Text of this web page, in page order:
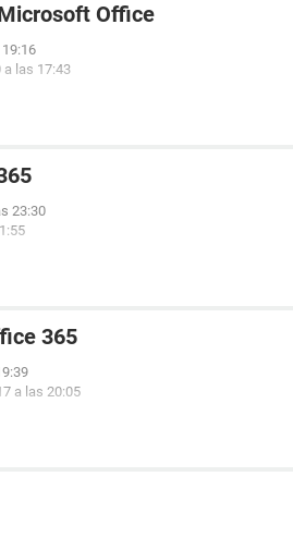
Office
a las 17:43
23:30
365
a las 20:05